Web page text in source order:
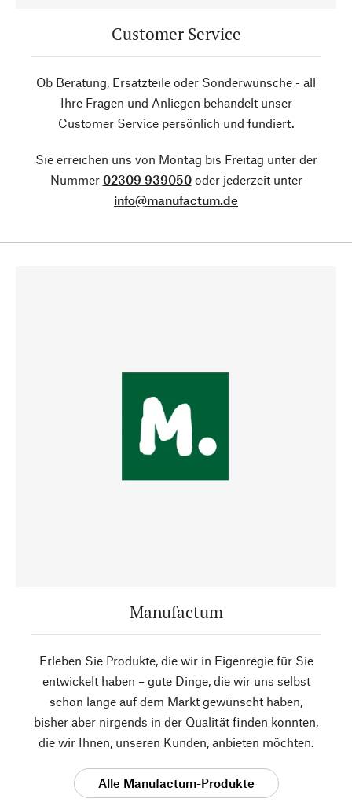
Customer Service
Ob Beratung, Ersatzteile oder Sonderwünsche - all
Ihre Fragen und Anliegen behandelt unser
Customer Service persönlich und fundiert.
Sie erreichen uns von Montag bis Freitag unter der
Nummer 02309 939050oder jederzeit unter
info@manufactum.de
Manufactum
Erleben Sie Produkte, die wir in Eigenregie für Sie
entwickelt haben – gute Dinge, die wir uns selbst
schon lange auf dem Markt gewünscht haben,
bisher aber nirgends in der Qualität finden konnten,
die wir Ihnen, unseren Kunden, anbieten möchten.
Alle Manufactum-Produkte